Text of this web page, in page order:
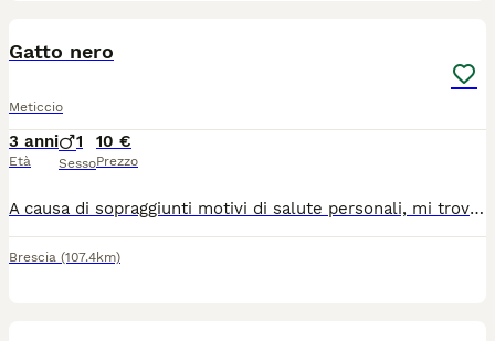
Gatto nero
Meticcio
3 anni
Età
1
Sesso
10 €
Prezzo
A causa di sopraggiunti motivi di salute personali, mi trovo costretta a prendere la difficile decisione di far adottare Mirtillo, un meraviglioso gatto nero nato il 3 aprile 2023 che oggi ha 3 anni. Mirtillo è un micione in perfetta salute, pesa 10 kg ed è già castrato, regolarmente microchippato e provvisto del suo libretto sanitario aggiornato. Caratterialmente è il gatto ideale per chi cerca compagnia e serenità: è estremamente calmo, tranquillo e non combina mai guai. Passa le sue giornate in casa dormendo pacatamente, spesso in una delle sue posizioni preferite, ovvero con la pancia all'aria. È un gatto molto coccolone che ama il contatto umano. Ha anche delle simpatiche passioni: adora le scatole di cartone, nelle quali entra volentieri per schiacciare un pisolino o per rosicchiarle un po'. Per quanto riguarda il cibo, mangia regolarmente le sue crocchette ed è particolarmente goloso di cibo umido. Attualmente ci troviamo a Brescia, ma la distanza non deve essere un limite: il trasporto non è assolutamente un problema per noi. L'unica cosa che conta davvero è trovare una famiglia speciale, responsabile e amorevole che sia pronta a riempirlo di coccole e a volergli bene per il resto della sua vita. Se siete pronti ad accogliere questo gigante buono, potete contattarmi al numero 327 7917793.
Brescia (107.4km)